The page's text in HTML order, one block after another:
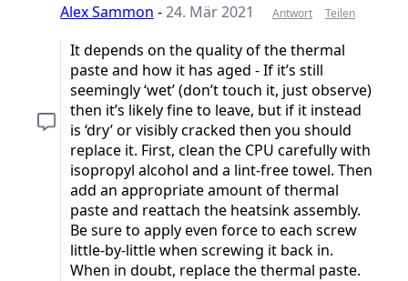
Alex Sammon -24. Mär 2021 Antwort Teilen
It depends on the quality of the thermal
paste and how it has aged - If it’s still
seemingly ‘wet’ (don’t touch it, just observe)
then it’s likely fine to leave, but if it instead
is ‘dry’ or visibly cracked then you should
replace it. First, clean the CPU carefully with
isopropyl alcohol and a lint-free towel. Then
add an appropriate amount of thermal
paste and reattach the heatsink assembly.
Be sure to apply even force to each screw
little-by-little when screwing it back in.
When in doubt, replace the thermal paste.